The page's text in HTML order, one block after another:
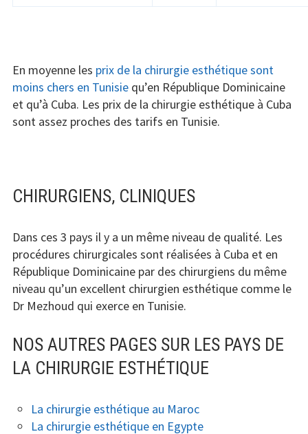
En moyenne les prix de la chirurgie esthétique sont
moins chers en Tunisiequ’en République Dominicaine
et qu’à Cuba. Les prix de la chirurgie esthétique à Cuba
sont assez proches des tarifs en Tunisie.
CHIRURGIENS, CLINIQUES
Dans ces 3 pays il y a un même niveau de qualité. Les
procédures chirurgicales sont réalisées à Cuba et en
République Dominicaine par des chirurgiens du même
niveau qu’un excellent chirurgien esthétique comme le
Dr Mezhoud qui exerce en Tunisie.
NOS AUTRES PAGES SUR LES PAYS DE
LA CHIRURGIE ESTHÉTIQUE
La chirurgie esthétique au Maroc
La chirurgie esthétique en Egypte